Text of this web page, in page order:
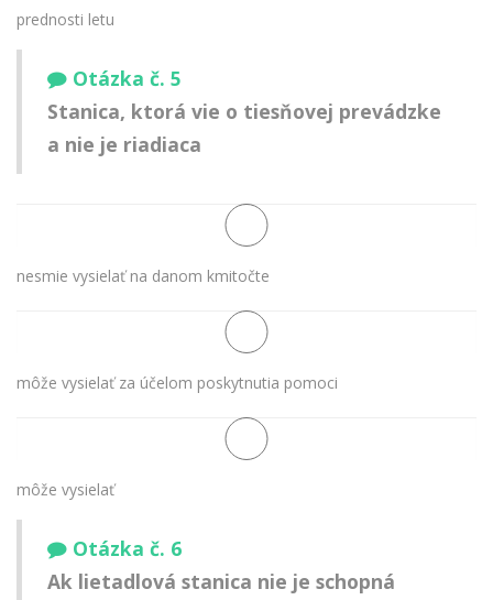
prednosti letu
Otázka č. 5
Stanica, ktorá vie o tiesňovej prevádzke
a nie je riadiaca
nesmie vysielať na danom kmitočte
môže vysielať za účelom poskytnutia pomoci
môže vysielať
Otázka č. 6
Ak lietadlová stanica nie je schopná